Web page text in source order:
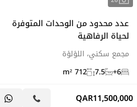
عدد محدود من الوحدات المتوفرة
لحياة الرفاهية
مجمع سكني، اللؤلؤة
6+
7.5
712 m²
11,500,000
QAR